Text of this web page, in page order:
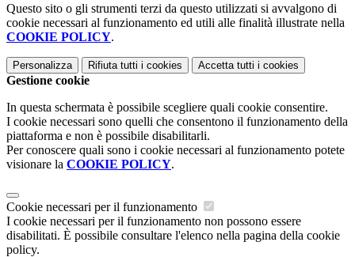
Questo sito o gli strumenti terzi da questo utilizzati si avvalgono di
cookie necessari al funzionamento ed utili alle finalità illustrate nella
COOKIE POLICY.
Personalizza Rifiuta tutti i cookies Accetta tutti i cookies
Gestione cookie
In questa schermata è possibile scegliere quali cookie consentire.
I cookie necessari sono quelli che consentono il funzionamento della
piattaforma e non è possibile disabilitarli.
Per conoscere quali sono i cookie necessari al funzionamento potete
visionare la COOKIE POLICY.
Cookie necessari per il funzionamento
I cookie necessari per il funzionamento non possono essere
disabilitati. È possibile consultare l'elenco nella pagina della cookie
policy.